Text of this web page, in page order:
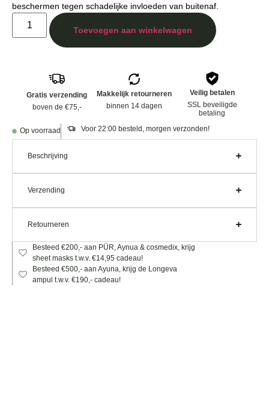
beschermen tegen schadelijke invloeden van buitenaf.
Toevoegen aan winkelwagen
Gratis verzending
boven de €75,-
Makkelijk retourneren
binnen 14 dagen
Veilig betalen
SSL beveiligde
betaling
Op voorraad Voor 22:00 besteld, morgen verzonden!
Beschrijving
Verzending
Retourneren
Besteed €200,- aan PÜR, Aynua & cosmedix, krijg
sheet masks t.w.v. €14,95 cadeau!
Besteed €500,- aan Ayuna, krijg de Longeva
ampul t.w.v. €190,- cadeau!